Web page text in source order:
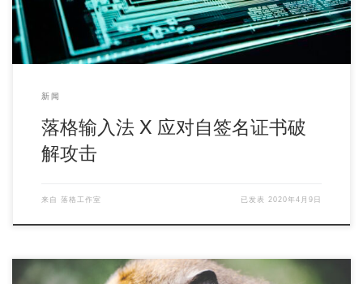
新闻
落格输入法 X 应对自签名证书破
解攻击
来自 落格工作室 已发表 2020年4月9日